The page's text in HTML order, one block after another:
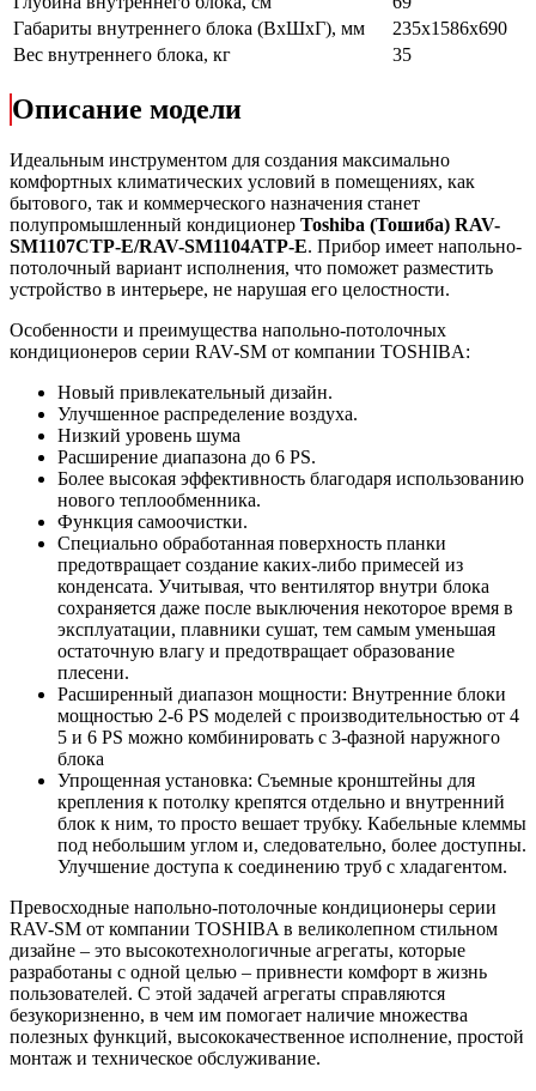
Габариты внутреннего блока (ВхШхГ), мм
235x1586x690
Вес внутреннего блока, кг
35
Описание модели
Идеальным инструментом для создания максимально
комфортных климатических условий в помещениях, как
бытового, так и коммерческого назначения станет
полупромышленный кондиционер Toshiba (Тошиба) RAV-
SM1107CTP-E/RAV-SM1104ATP-E. Прибор имеет напольно-
потолочный вариант исполнения, что поможет разместить
устройство в интерьере, не нарушая его целостности.
Особенности и преимущества напольно-потолочных
кондиционеров серии RAV-SM от компании TOSHIBA:
Новый привлекательный дизайн.
Улучшенное распределение воздуха.
Низкий уровень шума
Расширение диапазона до 6 PS.
Более высокая эффективность благодаря использованию
нового теплообменника.
Функция самоочистки.
Специально обработанная поверхность планки
предотвращает создание каких-либо примесей из
конденсата. Учитывая, что вентилятор внутри блока
сохраняется даже после выключения некоторое время в
эксплуатации, плавники сушат, тем самым уменьшая
остаточную влагу и предотвращает образование
плесени.
Расширенный диапазон мощности: Внутренние блоки
мощностью 2-6 PS моделей с производительностью от 4
5 и 6 PS можно комбинировать с 3-фазной наружного
блока
Упрощенная установка: Съемные кронштейны для
крепления к потолку крепятся отдельно и внутренний
блок к ним, то просто вешает трубку. Кабельные клеммы
под небольшим углом и, следовательно, более доступны.
Улучшение доступа к соединению труб с хладагентом.
Превосходные напольно-потолочные кондиционеры серии
RAV-SM от компании TOSHIBA в великолепном стильном
дизайне – это высокотехнологичные агрегаты, которые
разработаны с одной целью – привнести комфорт в жизнь
пользователей. С этой задачей агрегаты справляются
безукоризненно, в чем им помогает наличие множества
полезных функций, высококачественное исполнение, простой
монтаж и техническое обслуживание.